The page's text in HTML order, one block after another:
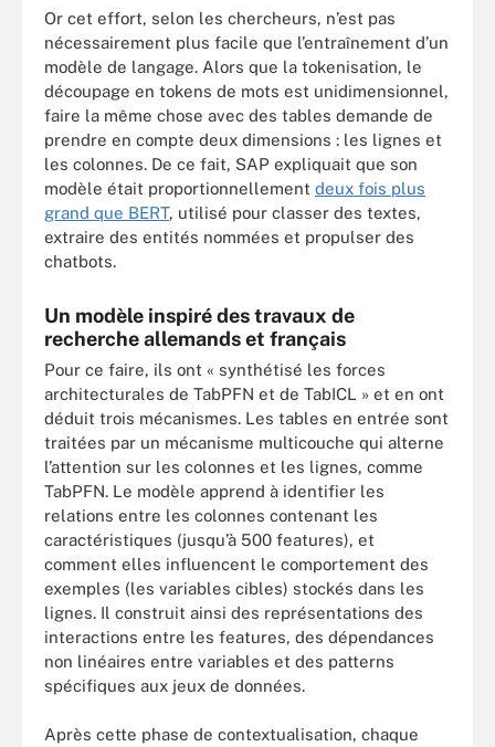
Or cet effort, selon les chercheurs, n’est pas
nécessairement plus facile que l’entraînement d’un
modèle de langage. Alors que la tokenisation, le
découpage en tokens de mots est unidimensionnel,
faire la même chose avec des tables demande de
prendre en compte deux dimensions : les lignes et
les colonnes. De ce fait, SAP expliquait que son
modèle était proportionnellement deux fois plus
grand que BERT, utilisé pour classer des textes,
extraire des entités nommées et propulser des
chatbots.
Un modèle inspiré des travaux de
recherche allemands et français
Pour ce faire, ils ont « synthétisé les forces
architecturales de TabPFN et de TabICL » et en ont
déduit trois mécanismes. Les tables en entrée sont
traitées par un mécanisme multicouche qui alterne
l’attention sur les colonnes et les lignes, comme
TabPFN. Le modèle apprend à identifier les
relations entre les colonnes contenant les
caractéristiques (jusqu’à 500 features), et
comment elles influencent le comportement des
exemples (les variables cibles) stockés dans les
lignes. Il construit ainsi des représentations des
interactions entre les features, des dépendances
non linéaires entre variables et des patterns
spécifiques aux jeux de données.
Après cette phase de contextualisation, chaque